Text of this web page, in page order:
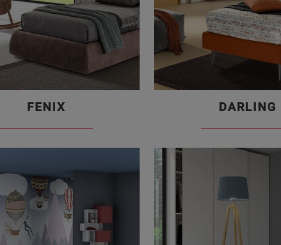
FENIX DARLING